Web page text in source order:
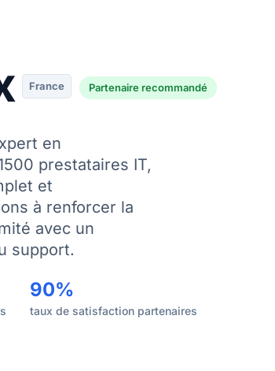
France Partenaire recommandé
en
prestataires IT,
et
à renforcer la
avec un
support.
90%
taux de satisfaction partenaires